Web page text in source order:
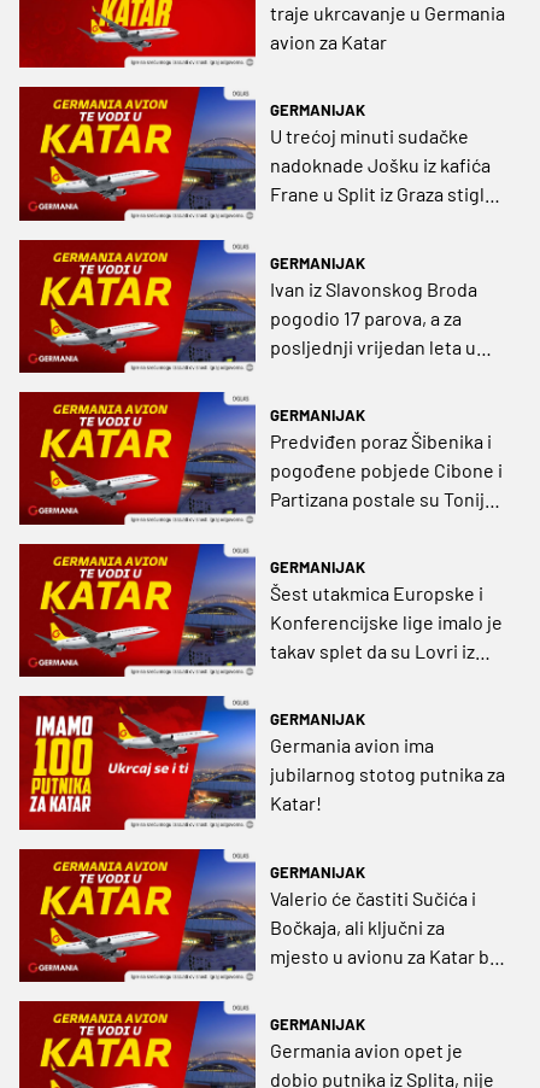
traje ukrcavanje u Germania
avion za Katar
GERMANIJAK
U trećoj minuti sudačke
nadoknade Jošku iz kafića
Frane u Split iz Graza stigla
GERMANIJAK
Ivan iz Slavonskog Broda
pogodio 17 parova, a za
posljednji vrijedan leta u
GERMANIJAK
Predviđen poraz Šibenika i
pogođene pobjede Cibone i
Partizana postale su Toniju
GERMANIJAK
Šest utakmica Europske i
Konferencijske lige imalo je
takav splet da su Lovri iz
let
GERMANIJAK
Germania avion ima
jubilarnog stotog putnika za
Katar!
GERMANIJAK
Valerio će častiti Sučića i
Bočkaja, ali ključni za
mjesto u avionu za Katar bili
Madrida
GERMANIJAK
Germania avion opet je
dobio putnika iz Splita, nije